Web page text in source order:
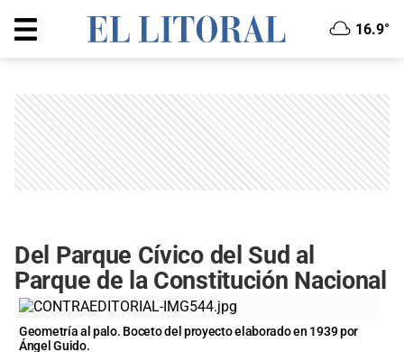
16.9°
Del Parque Cívico del Sud al
Parque de la Constitución Nacional
Geometría al palo. Boceto del proyecto elaborado en 1939 por
Ángel Guido.